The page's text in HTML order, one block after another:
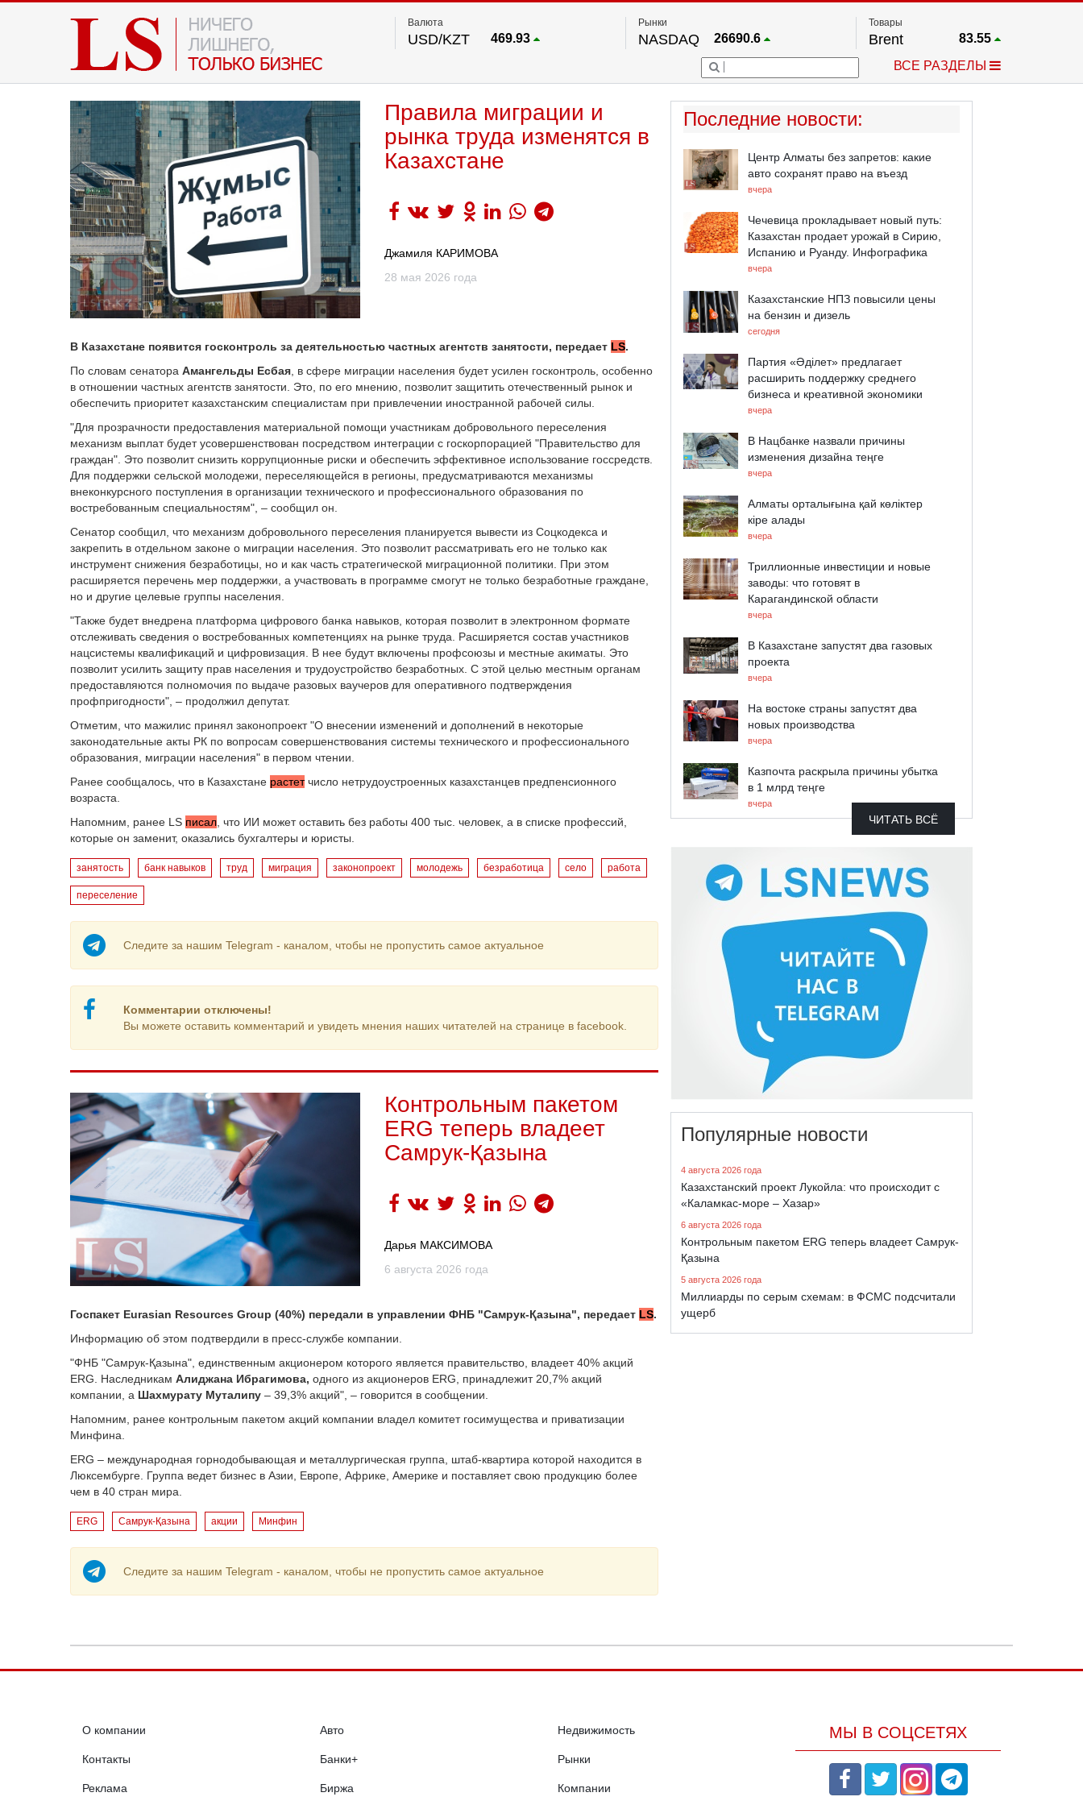
Валюта
USD/KZT 469.93
Рынки
NASDAQ 26690.6
FTSE 100 67.17
54036.9
S&P 500
NYSE 24595.2
Товары
Brent 83.55
Платина
2.662
ВСЕ РАЗДЕЛЫ
Правила миграции и
рынка труда изменятся в
Казахстане
Джамиля КАРИМОВА
28 мая 2026 года
В Казахстане появится госконтроль за деятельностью частных агентств занятости, передает LS.
По словам сенатора Амангельды Есбая , в сфере миграции населения будет усилен госконтроль, особенно
в отношении частных агентств занятости. Это, по его мнению, позволит защитить отечественный рынок и
обеспечить приоритет казахстанским специалистам при привлечении иностранной рабочей силы.
"Для прозрачности предоставления материальной помощи участникам добровольного переселения
механизм выплат будет усовершенствован посредством интеграции с госкорпорацией "Правительство для
граждан". Это позволит снизить коррупционные риски и обеспечить эффективное использование госсредств.
Для поддержки сельской молодежи, переселяющейся в регионы, предусматриваются механизмы
внеконкурсного поступления в организации технического и профессионального образования по
востребованным специальностям", – сообщил он.
Сенатор сообщил, что механизм добровольного переселения планируется вывести из Соцкодекса и
закрепить в отдельном законе о миграции населения. Это позволит рассматривать его не только как
инструмент снижения безработицы, но и как часть стратегической миграционной политики. При этом
расширяется перечень мер поддержки, а участвовать в программе смогут не только безработные граждане,
но и другие целевые группы населения.
"Также будет внедрена платформа цифрового банка навыков, которая позволит в электронном формате
отслеживать сведения о востребованных компетенциях на рынке труда. Расширяется состав участников
нацсистемы квалификаций и цифровизация. В нее будут включены профсоюзы и местные акиматы. Это
позволит усилить защиту прав населения и трудоустройство безработных. С этой целью местным органам
предоставляются полномочия по выдаче разовых ваучеров для оперативного подтверждения
профпригодности", – продолжил депутат.
Отметим, что мажилис принял законопроект "О внесении изменений и дополнений в некоторые
законодательные акты РК по вопросам совершенствования системы технического и профессионального
образования, миграции населения" в первом чтении.
Ранее сообщалось, что в Казахстане растетчисло нетрудоустроенных казахстанцев предпенсионного
возраста.
Напомним, ранее LS писал , что ИИ может оставить без работы 400 тыс. человек, а в списке профессий,
которые он заменит, оказались бухгалтеры и юристы.
занятость банк навыков труд миграция законопроект молодежь безработица село работа
переселение
Следите за нашим Telegram - каналом, чтобы не пропустить самое актуальное
Комментарии отключены!
Вы можете оставить комментарий и увидеть мнения наших читателей на странице в facebook.
Контрольным пакетом
ERG теперь владеет
Самрук-Қазына
Дарья МАКСИМОВА
6 августа 2026 года
Госпакет Eurasian Resources Group (40%) передали в управлении ФНБ "Самрук-Қазына", передает LS.
Информацию об этом подтвердили в пресс-службе компании.
"ФНБ "Самрук-Қазына", единственным акционером которого является правительство, владеет 40% акций
ERG. Наследникам Алиджана Ибрагимова, одного из акционеров ERG, принадлежит 20,7% акций
компании, а Шахмурату Муталипу – 39,3% акций", – говорится в сообщении.
Напомним, ранее контрольным пакетом акций компании владел комитет госимущества и приватизации
Минфина.
ERG – международная горнодобывающая и металлургическая группа, штаб-квартира которой находится в
Люксембурге. Группа ведет бизнес в Азии, Европе, Африке, Америке и поставляет свою продукцию более
чем в 40 стран мира.
ERG Самрук-Қазына акции Минфин
Следите за нашим Telegram - каналом, чтобы не пропустить самое актуальное
Последние новости:
Центр Алматы без запретов: какие
авто сохранят право на въезд
вчера
Чечевица прокладывает новый путь:
Казахстан продает урожай в Сирию,
Испанию и Руанду. Инфографика
вчера
Казахстанские НПЗ повысили цены
на бензин и дизель
сегодня
Партия «Әділет» предлагает
расширить поддержку среднего
бизнеса и креативной экономики
вчера
В Нацбанке назвали причины
изменения дизайна теңге
вчера
Алматы орталығына қай көліктер
кіре алады
вчера
Триллионные инвестиции и новые
заводы: что готовят в
Карагандинской области
вчера
В Казахстане запустят два газовых
проекта
вчера
На востоке страны запустят два
новых производства
вчера
Казпочта раскрыла причины убытка
в 1 млрд теңге
вчера
ЧИТАТЬ ВСЁ
Популярные новости
4 августа 2026 года
Казахстанский проект Лукойла: что происходит с
«Каламкас-море – Хазар»
6 августа 2026 года
Контрольным пакетом ERG теперь владеет Самрук-
Қазына
5 августа 2026 года
Миллиарды по серым схемам: в ФСМС подсчитали
ущерб
О компании
Контакты
Реклама
Авто
Банки+
Биржа
Недвижимость
Рынки
Компании
МЫ В СОЦСЕТЯХ